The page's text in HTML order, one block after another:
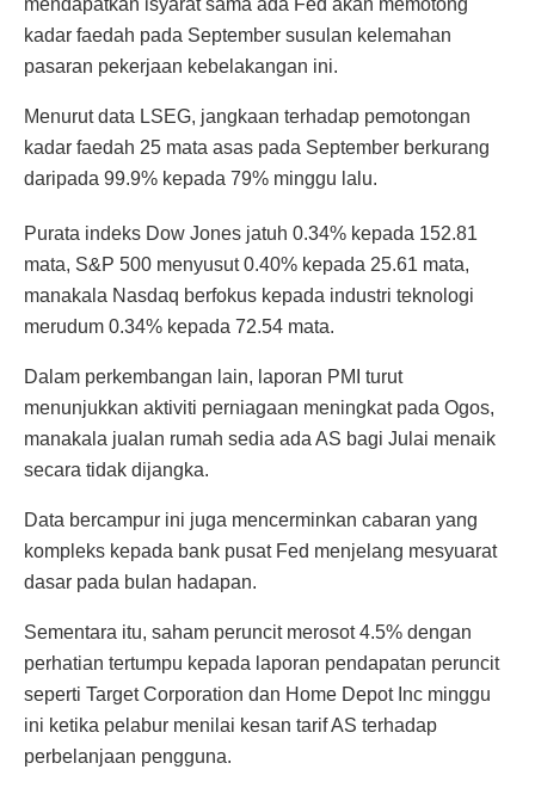
kadar faedah pada September susulan kelemahan
pasaran pekerjaan kebelakangan ini.
Menurut data LSEG, jangkaan terhadap pemotongan
kadar faedah 25 mata asas pada September berkurang
daripada 99.9% kepada 79% minggu lalu.
Purata indeks Dow Jones jatuh 0.34% kepada 152.81
mata, S&P 500 menyusut 0.40% kepada 25.61 mata,
manakala Nasdaq berfokus kepada industri teknologi
merudum 0.34% kepada 72.54 mata.
Dalam perkembangan lain, laporan PMI turut
menunjukkan aktiviti perniagaan meningkat pada Ogos,
manakala jualan rumah sedia ada AS bagi Julai menaik
secara tidak dijangka.
Data bercampur ini juga mencerminkan cabaran yang
kompleks kepada bank pusat Fed menjelang mesyuarat
dasar pada bulan hadapan.
Sementara itu, saham peruncit merosot 4.5% dengan
perhatian tertumpu kepada laporan pendapatan peruncit
seperti Target Corporation dan Home Depot Inc minggu
ini ketika pelabur menilai kesan tarif AS terhadap
perbelanjaan pengguna.